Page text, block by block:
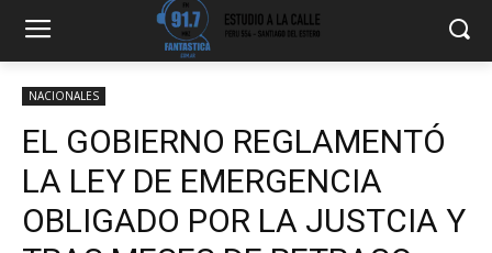
NACIONALES
EL GOBIERNO REGLAMENTÓ
LA LEY DE EMERGENCIA
OBLIGADO POR LA JUSTCIA Y